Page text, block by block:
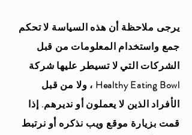
يرجى ملاحظة أن هذه السياسة لا تحكم
جمع واستخدام المعلومات من قبل
الشركات التي لا تسيطر عليها شركة
Healthy Eating Bowl ، ولا من قبل
الأفراد الذين لا يعملون أو نديرهم. إذا
قمت بزيارة موقع ويب نذكره أو نرتبط